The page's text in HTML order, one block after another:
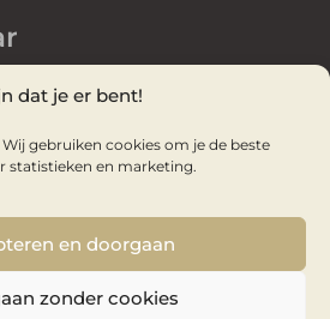
dat je er bent!
gebruiken cookies om je de beste
statistieken en marketing.
en doorgaan
zonder cookies